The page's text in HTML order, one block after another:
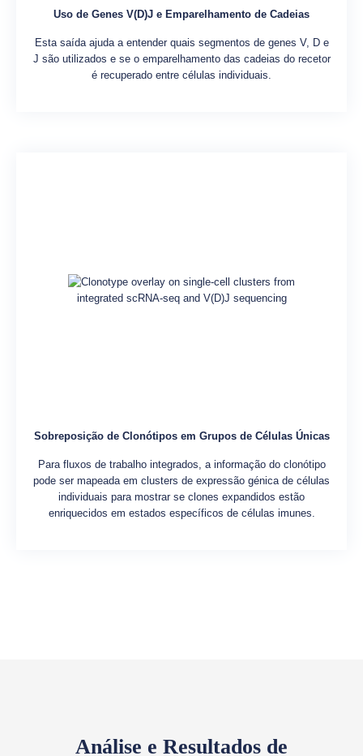
Uso de Genes V(D)J e Emparelhamento de Cadeias
Esta saída ajuda a entender quais segmentos de genes V, D e
J são utilizados e se o emparelhamento das cadeias do recetor
é recuperado entre células individuais.
Sobreposição de Clonótipos em Grupos de Células Únicas
Para fluxos de trabalho integrados, a informação do clonótipo
pode ser mapeada em clusters de expressão génica de células
individuais para mostrar se clones expandidos estão
enriquecidos em estados específicos de células imunes.
Análise e Resultados de